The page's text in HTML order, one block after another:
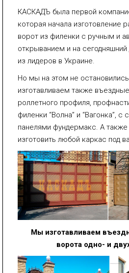
КАСКАДЪ была первой
которая начала изготовление
ворот из филенки с ручным и
открыванием и на
из лидеров в Украине.
Но мы на этом не
изготавливаем также
роллетного профиля,
филенки “Волна” и “Вагонка”, с
панелями фундермакс. А
изготовить любой каркас под
Мы изготавливаем
ворота одно- и